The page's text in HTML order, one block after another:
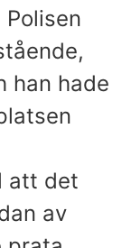
han hade
att det
av